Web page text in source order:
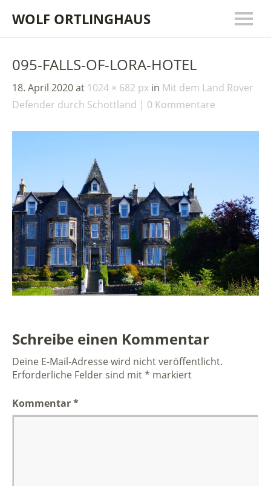
WOLF ORTLINGHAUS
095-FALLS-OF-LORA-HOTEL
18. April 2020at 1024 × 682 px in Mit dem Land Rover
Defender durch Schottland
0 Kommentare
Schreibe einen Kommentar
Deine E-Mail-Adresse wird nicht veröffentlicht.
Erforderliche Felder sind mit* markiert
Kommentar*